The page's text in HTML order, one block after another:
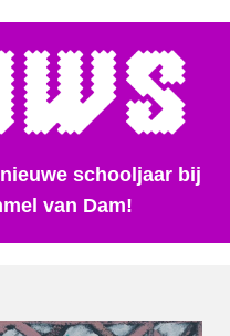
schooljaar bij
van Dam!